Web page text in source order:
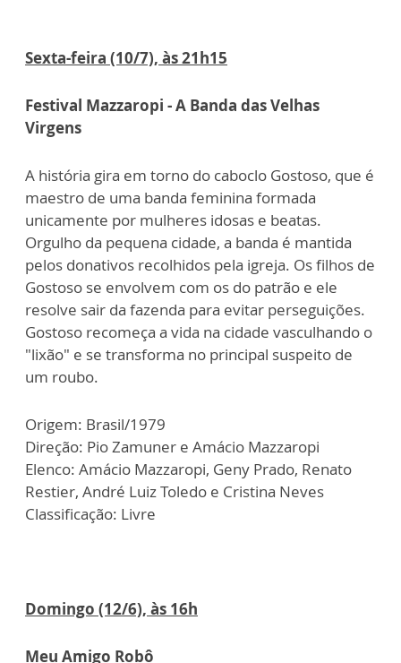
Sexta-feira (10/7), às 21h15
Festival Mazzaropi - A Banda das Velhas
Virgens
A história gira em torno do caboclo Gostoso, que é
maestro de uma banda feminina formada
unicamente por mulheres idosas e beatas.
Orgulho da pequena cidade, a banda é mantida
pelos donativos recolhidos pela igreja. Os filhos de
Gostoso se envolvem com os do patrão e ele
resolve sair da fazenda para evitar perseguições.
Gostoso recomeça a vida na cidade vasculhando o
"lixão" e se transforma no principal suspeito de
um roubo.
Origem: Brasil/1979
Direção: Pio Zamuner e Amácio Mazzaropi
Elenco: Amácio Mazzaropi, Geny Prado, Renato
Restier, André Luiz Toledo e Cristina Neves
Classificação: Livre
Domingo (12/6), às 16h
Meu Amigo Robô